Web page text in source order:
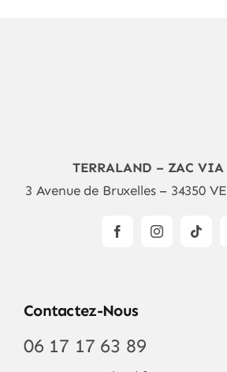
TERRALAND – ZAC VIA
3 Avenue de Bruxelles – 34350
Contactez-Nous
06 17 17 63 89